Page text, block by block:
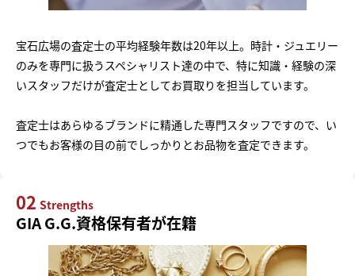
宝石広場の査定士の平均経験年数は20年以上。時計・ジュエリー
のみを専門に扱うスペシャリスト達の中で、特に知識・経験の深
いスタッフだけが査定士としてお買取りを担当しています。
査定士はあらゆるブランドに精通した専門スタッフですので、い
つでもお客様の目の前でしっかりとお品物を査定できます。
02 Strengths
GIA G.G.資格保有者が在籍